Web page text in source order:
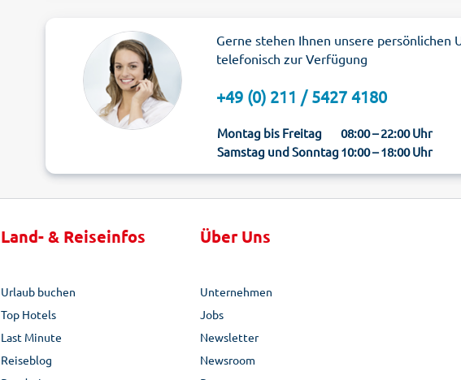
Gerne stehen Ihnen unsere persönlichen
telefonisch zur Verfügung
+49 (0) 211 / 5427 4180
Montag bis Freitag
08:00 – 22:00 Uhr
Samstag und Sonntag10:00 – 18:00 Uhr
Land- & Reiseinfos
Urlaub buchen
Top Hotels
Last Minute
Reiseblog
Über Uns
Unternehmen
Jobs
Newsletter
Newsroom